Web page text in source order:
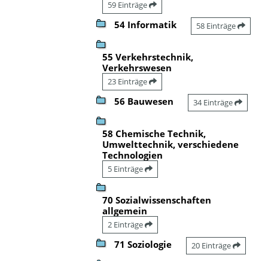
59 Einträge
54 Informatik 58 Einträge
55 Verkehrstechnik,
Verkehrswesen
23 Einträge
56 Bauwesen 34 Einträge
58 Chemische Technik,
Umwelttechnik, verschiedene
Technologien
5 Einträge
70 Sozialwissenschaften
allgemein
2 Einträge
71 Soziologie 20 Einträge